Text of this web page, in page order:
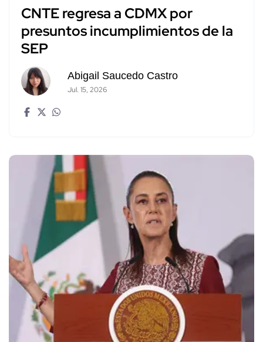
CNTE regresa a CDMX por
presuntos incumplimientos de la
SEP
Abigail Saucedo Castro
Jul. 15, 2026